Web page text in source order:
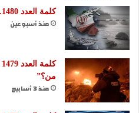
كلمة العدد 1480.. “”حرب جديدة لم تُحسم نهايتها””
منذ أسبوعين
من؟”
منذ 3 أسابيع